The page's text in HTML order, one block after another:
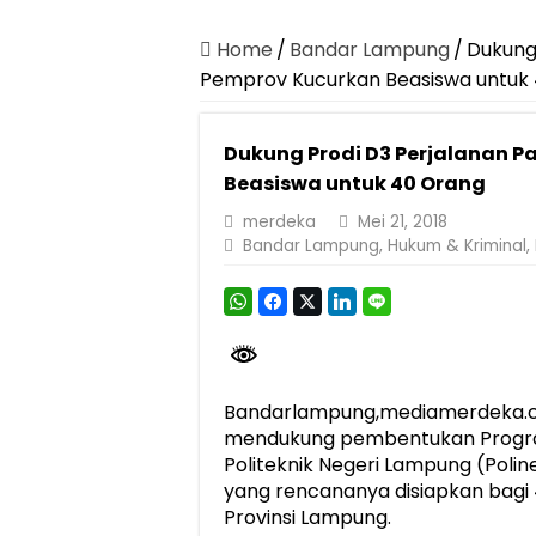
Pemprov Lampung Berhasil Kendalikan
Pemprov Lampung Perkuat
Dirut Jasa Raharja Dampingi
Pastikan Pelayanan Maksimal, Direksi
Jasa Raharja Jamin Seluruh Korban
Gubernur Mirza Ajak IAI Darul Fattah
Home / Bandar Lampung/
Pemprov Kucurkan Beasiswa
Dukung Prodi D3 Perjalanan
Beasiswa untuk 40 Orang
merdeka
Mei 21, 2018
Bandar Lampung, Hukum & Kriminal,
mendukung pembentukan
Politeknik Negeri Lampung
yang rencananya disiapkan
Provinsi Lampung.